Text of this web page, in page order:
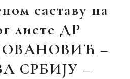
саставу на
листе ДР
–
СРБИЈУ –